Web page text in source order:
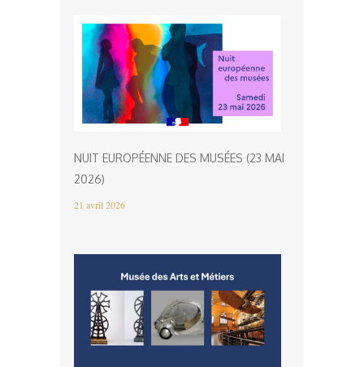
NUIT EUROPÉENNE DES MUSÉES (23 MAI
2026)
21 avril 2026